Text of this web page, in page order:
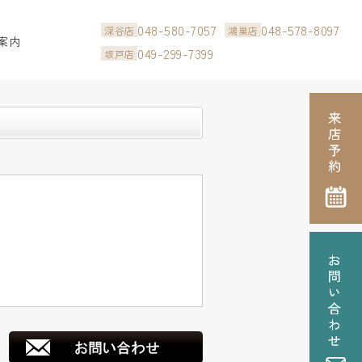
内
深谷店 048-580-7057 鴻巣店 048-578-8097
坂戸店 049-299-7399